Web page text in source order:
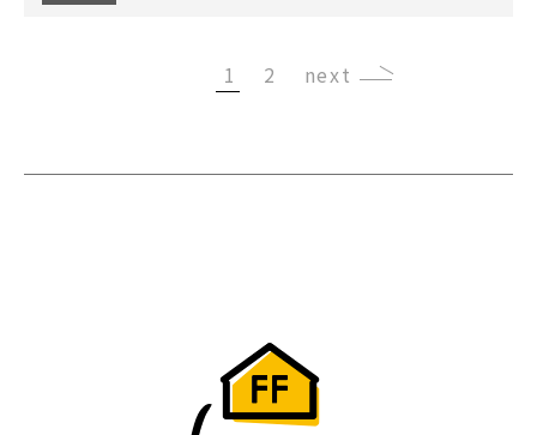
1 2 ›